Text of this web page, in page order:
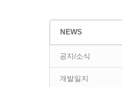
NEWS
공지/소식
개발일지
스케치북5
스케치북5